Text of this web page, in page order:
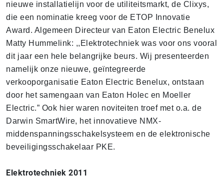
nieuwe installatielijn voor de utiliteitsmarkt, de Clixys,
die een nominatie kreeg voor de ETOP Innovatie
Award. Algemeen Directeur van Eaton Electric Benelux
Matty Hummelink: ,,Elektrotechniek was voor ons vooral
dit jaar een hele belangrijke beurs. Wij presenteerden
namelijk onze nieuwe, geïntegreerde
verkooporganisatie Eaton Electric Benelux, ontstaan
door het samengaan van Eaton Holec en Moeller
Electric.” Ook hier waren noviteiten troef met o.a. de
Darwin SmartWire, het innovatieve NMX-
middenspanningsschakelsysteem en de elektronische
beveiligingsschakelaar PKE.
Elektrotechniek 2011